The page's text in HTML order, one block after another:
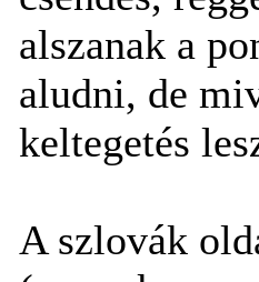
alszanak a
aludni, de
keltegetés
A szlovák